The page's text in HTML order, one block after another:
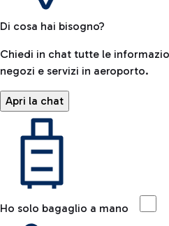
Di cosa hai bisogno?
Chiedi in chat tutte le
negozi e servizi in aeroporto.
Apri la chat
Ho solo bagaglio a mano